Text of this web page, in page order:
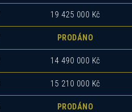
19 425 000 Kč
PRODÁNO
14 490 000 Kč
15 210 000 Kč
PRODÁNO